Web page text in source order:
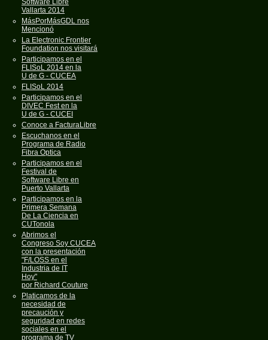
Software Libre
Vallarta 2014
MásPorMásGDL nos
Mencionó
La Electronic Frontier
Foundation nos visitará
Participamos en el
FLISoL 2014 en la
U de G - CUCEA
FLISoL 2014
Participamos en el
DIVEC Fest en la
U de G - CUCEI
Conoce a FacturaLibre
Escuchanos en el
Programa de Radio
Fibra Optica
Participamos en el
Festival de
Software Libre en
Puerto Vallarta
Participamos en la
Primera Semana
De La Ciencia en
CUTonola
Abrimos el
Congreso Soy CUCEA
con la presentación
"F/LOSS en el
Industria de IT
Hoy"
por Richard Couture
Platicamos de la
necesidad de
precaución y
seguridad en redes
sociales en el
programa de TV